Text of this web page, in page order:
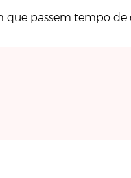
que passem tempo